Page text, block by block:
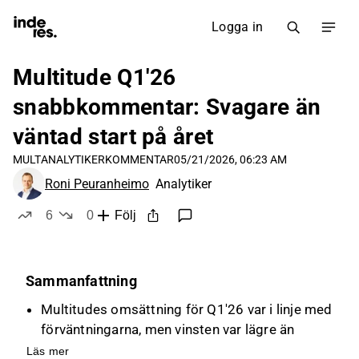
Logga in
Multitude Q1'26
snabbkommentar: Svagare än
väntad start på året
MULTANALYTIKERKOMMENTAR05/21/2026, 06:23 AM
Roni Peuranheimo Analytiker
6
0
Följ
Sammanfattning
Multitudes omsättning för Q1'26 var i linje med
förväntningarna, men vinsten var lägre än
väntat på grund av högre kostnader.
Läs mer